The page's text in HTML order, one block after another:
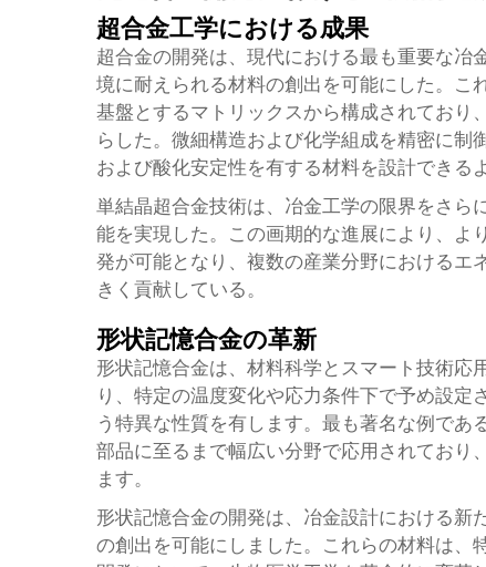
超合金工学における成果
超合金の開発は、現代における最も重要な冶
境に耐えられる材料の創出を可能にした。こ
基盤とするマトリックスから構成されており
らした。微細構造および化学組成を精密に
および酸化安定性を有する材料を設計できる
単結晶超合金技術は、冶金工学の限界をさら
能を実現した。この画期的な進展により、よ
発が可能となり、複数の産業分野におけるエ
きく貢献している。
形状記憶合金の革新
形状記憶合金は、材料科学とスマート技術応
り、特定の温度変化や応力条件下で予め設
う特異な性質を有します。最も著名な例で
部品に至るまで幅広い分野で応用されており
ます。
形状記憶合金の開発は、冶金設計における新
の創出を可能にしました。これらの材料は、